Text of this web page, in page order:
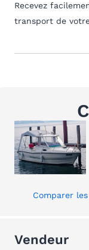
Recevez
transport de
Comparer
Vendeur